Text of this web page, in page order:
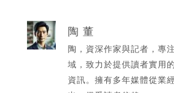
陶 董
陶，資深作家與記者，專
域，致力於提供讀者實用
資訊。擁有多年媒體從業